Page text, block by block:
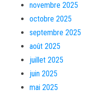
novembre 2025
octobre 2025
septembre 2025
août 2025
juillet 2025
juin 2025
mai 2025